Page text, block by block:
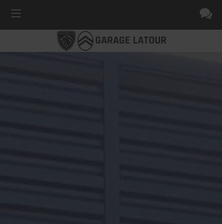
GARAGE LATOUR